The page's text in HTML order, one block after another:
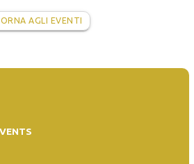
AGLI EVENTI